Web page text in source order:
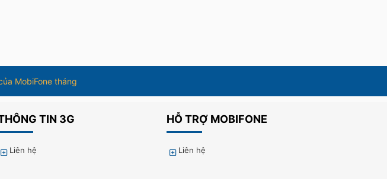
MobiFone tháng
TIN 3G
Liên hệ
HỖ TRỢ MOBIFONE
Liên hệ